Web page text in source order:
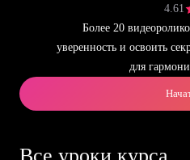
4.61
Более 20
уверенность и освоить
для